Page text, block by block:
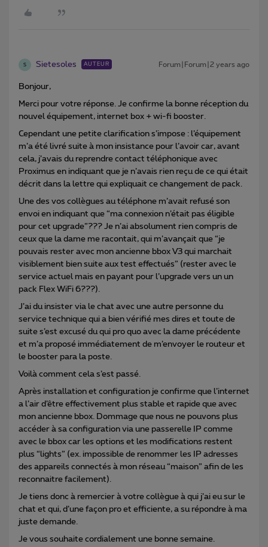
S Sietesoles AUTEUR Forum|Forum|2 years ago
Bonjour,
Merci pour votre réponse. Je confirme la bonne réception du
nouvel équipement, internet box + wi-fi booster.
Cependant une petite clarification s’impose : l’équipement
m’a été livré suite à mon insistance pour l’avoir car, avant
cela, j’avais du reprendre contact téléphonique avec
Proximus en indiquant que je n’avais rien reçu de ce qui était
décrit dans la lettre qui expliquait ce changement de pack.
Une des vos collègues au téléphone m’avait refusé son
envoi en indiquant que “ma connexion n’était pas éligible
pour cet upgrade”??? Je n’ai absolument rien compris de
ceux que la dame me racontait, qui m’avançait que “je
pouvais rester avec mon ancienne bbox V3 qui marchait
visiblement bien suite aux test effectués” (rester avec le
service actuel mais en payant pour l’upgrade vers un un
pack Flex WiFi 6???).
J’ai du insister via le chat avec une autre personne du
service technique qui a bien vérifié mes dires et toute de
suite s’est excusé du qui pro quo avec la dame précédente
et m’a proposé immédiatement de m’envoyer le routeur et
le booster para la poste.
Voilà comment cela s’est passé.
Après installation et configuration je confirme que l’internet
a l’air d’être effectivement plus stable et rapide que avec
mon ancienne bbox. Dommage que nous ne pouvons plus
accéder à sa configuration via une passerelle IP comme
avec le bbox car les options et les modifications restent
plus “lights” (ex. impossible de renommer les IP adresses
des appareils connectés à mon réseau “maison” afin de les
reconnaitre facilement).
Je tiens donc à remercier à votre collègue à qui j’ai eu sur le
chat et qui, d’une façon pro et efficiente, a su répondre à ma
juste demande.
Je vous souhaite cordialement une bonne semaine.